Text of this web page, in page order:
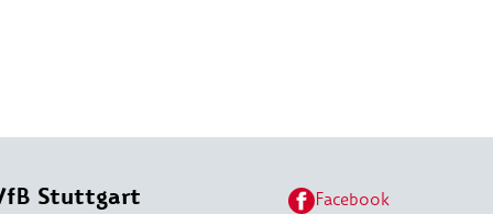
Stuttgart
Facebook